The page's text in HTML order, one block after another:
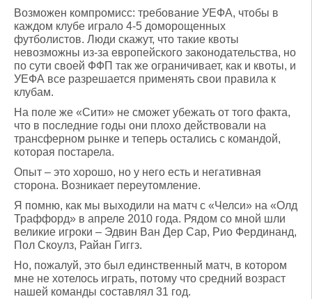
Возможен компромисс: требование УЕФА, чтобы в
каждом клубе играло 4-5 доморощенных
футболистов. Люди скажут, что такие квоты
невозможны из-за европейского законодательства, но
по сути своей ФФП так же ограничивает, как и квоты, и
УЕФА все разрешается применять свои правила к
клубам.
На поле же «Сити» не сможет убежать от того факта,
что в последние годы они плохо действовали на
трансферном рынке и теперь остались с командой,
которая постарела.
Опыт – это хорошо, но у него есть и негативная
сторона. Возникает переутомление.
Я помню, как мы выходили на матч с «Челси» на «Олд
Траффорд» в апреле 2010 года. Рядом со мной шли
великие игроки – Эдвин Ван Дер Сар, Рио Фердинанд,
Пол Скоулз, Райан Гиггз.
Но, пожалуй, это был единственный матч, в котором
мне не хотелось играть, потому что средний возраст
нашей команды составлял 31 год.